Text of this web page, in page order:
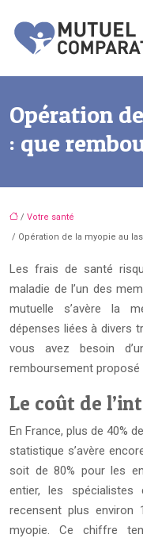
Opération
: que
/ Votre santé
/ Opération de la myopie au
Les frais de santé
maladie de l’un des
mutuelle s’avère la
dépenses liées à divers
vous avez besoin
remboursement
Le coût de
En France, plus de 40%
statistique s’avère
soit de 80% pour les
entier, les spécialistes
recensent plus environ
myopie. Ce chiffre